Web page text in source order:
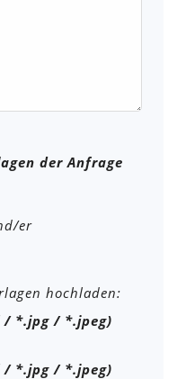
der Anfrage
er
hochladen:
/ *.jpg / *.jpeg)
/ *.jpg / *.jpeg)